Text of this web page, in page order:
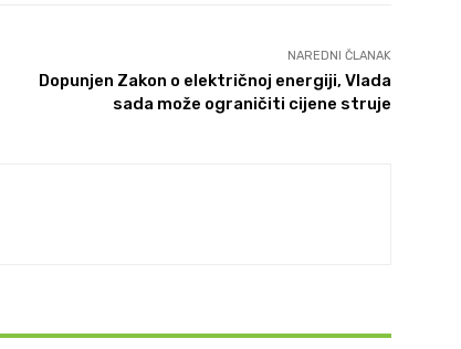
NAREDNI ČLANAK
Dopunjen Zakon o električnoj energiji, Vlada
sada može ograničiti cijene struje